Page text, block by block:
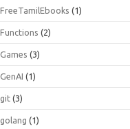
FreeTamilEbooks (1)
Functions (2)
Games (3)
GenAI (1)
git (3)
golang (1)